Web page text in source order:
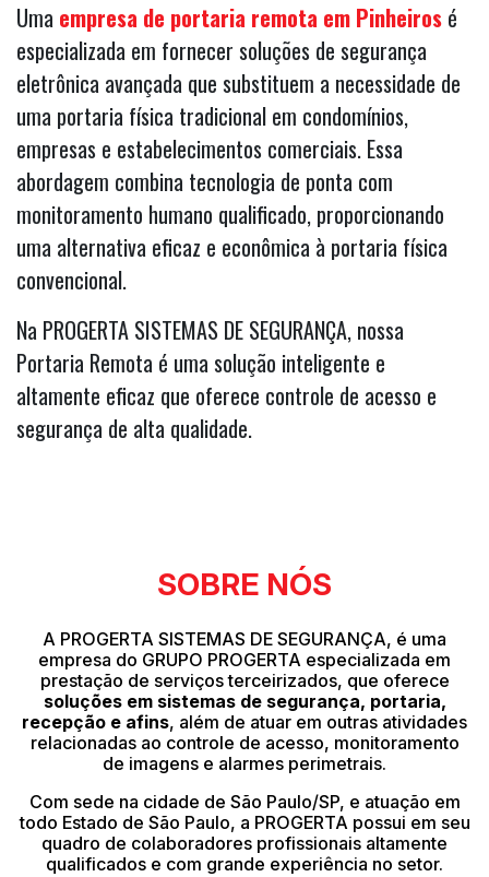
Uma empresa de portaria remota em Pinheiros é
especializada em fornecer soluções de segurança
eletrônica avançada que substituem a necessidade de
uma portaria física tradicional em condomínios,
empresas e estabelecimentos comerciais. Essa
abordagem combina tecnologia de ponta com
monitoramento humano qualificado, proporcionando
uma alternativa eficaz e econômica à portaria física
convencional.
Na PROGERTA SISTEMAS DE SEGURANÇA, nossa
Portaria Remota é uma solução inteligente e
altamente eficaz que oferece controle de acesso e
segurança de alta qualidade.
SOBRE NÓS
A PROGERTA SISTEMAS DE SEGURANÇA, é uma
empresa do GRUPO PROGERTA especializada em
prestação de serviços terceirizados, que oferece
soluções em sistemas de segurança, portaria,
recepção e afins, além de atuar em outras atividades
relacionadas ao controle de acesso, monitoramento
de imagens e alarmes perimetrais.
Com sede na cidade de São Paulo/SP, e atuação em
todo Estado de São Paulo, a PROGERTA possui em seu
quadro de colaboradores profissionais altamente
qualificados e com grande experiência no setor.